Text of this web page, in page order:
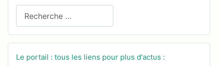
Le portail : tous les liens pour plus d'actus :